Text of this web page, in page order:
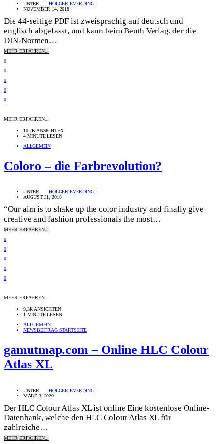
UNTER
HOLGER EVERDING
NOVEMBER 14, 2018
Die 44-seitige PDF ist zweisprachig auf deutsch und
englisch abgefasst, und kann beim Beuth Verlag, der die
DIN-Normen…
MEHR ERFAHREN...
0
0
0
0
0
MEHR ERFAHREN...
10,7K ANSICHTEN
4 MINUTE LESEN
ALLGEMEIN
Coloro – die Farbrevolution?
UNTER
HOLGER EVERDING
AUGUST 31, 2018
“Our aim is to shake up the color industry and finally give
creative and fashion professionals the most…
MEHR ERFAHREN...
0
0
0
0
0
MEHR ERFAHREN...
9,3K ANSICHTEN
1 MINUTE LESEN
ALLGEMEIN
NEWSBEITRAG STARTSEITE
gamutmap.com – Online HLC Colour
Atlas XL
UNTER
HOLGER EVERDING
MÄRZ 3, 2020
Der HLC Colour Atlas XL ist online Eine kostenlose Online-
Datenbank, welche den HLC Colour Atlas XL für
zahlreiche…
MEHR ERFAHREN...